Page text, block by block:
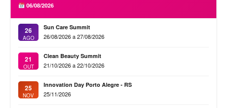
06/08/2026
26
AGO
Sun Care Summit
26/08/2026 a 27/08/2026
21
OUT
Clean Beauty Summit
21/10/2026 a 22/10/2026
25
NOV
Innovation Day Porto Alegre - RS
25/11/2026